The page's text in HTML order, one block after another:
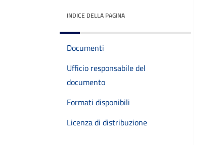
INDICE DELLA PAGINA
Documenti
Ufficio responsabile del
documento
Formati disponibili
Licenza di distribuzione